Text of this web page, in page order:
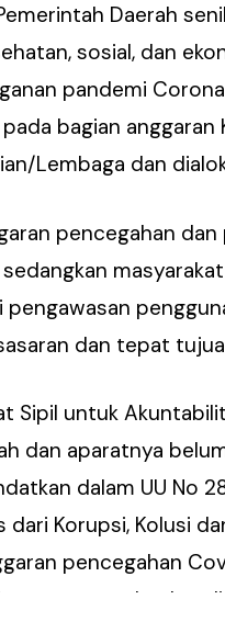
Daerah
sosial, dan
pandemi
pada bagian
Lembaga dan
pencegahan
pengawasan
dan tepat
Sipil untuk
dan aparatnya
dalam UU No
dari Korupsi, Kolusi
pencegahan
masyarakat